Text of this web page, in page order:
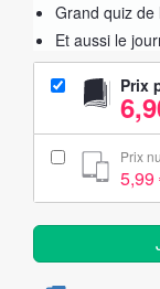
Grand quiz de
Et aussi le
Prix
Prix
5,99